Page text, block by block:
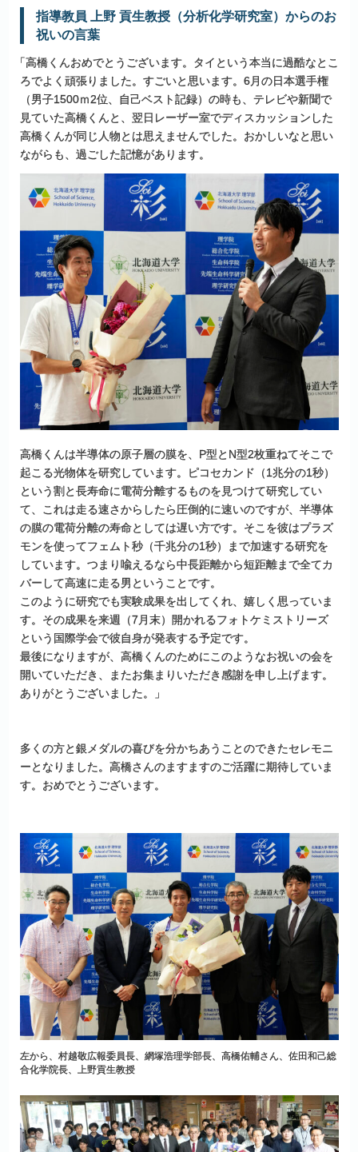
指導教員 上野 貢生教授（分析化学研究室） からのお
祝いの言葉
「高橋くんおめでとうございます。タイという本当に過酷なとこ
ろでよく頑張りました。すごいと思います。6月の日本選手権
（男子1500ｍ2位、自己ベスト記録）の時も、テレビや新聞で
見ていた高橋くんと、翌日レーザー室でディスカッションした
高橋くんが同じ人物とは思えませんでした。おかしいなと思い
ながらも、過ごした記憶があります。
高橋くんは半導体の原子層の膜を、P型とN型2枚重ねてそこで
起こる光物体を研究しています。ピコセカンド（1兆分の1秒）
という割と長寿命に電荷分離するものを見つけて研究してい
て、これは走る速さからしたら圧倒的に速いのですが、半導体
の膜の電荷分離の寿命としては遅い方です。そこを彼はプラズ
モンを使ってフェムト秒（千兆分の1秒）まで加速する研究を
しています。つまり喩えるなら中長距離から短距離まで全てカ
バーして高速に走る男ということです。
このように研究でも実験成果を出してくれ、嬉しく思っていま
す。その成果を来週（7月末）開かれるフォトケミストリーズ
という国際学会で彼自身が発表する予定です。
最後になりますが、高橋くんのためにこのようなお祝いの会を
開いていただき、またお集まりいただき感謝を申し上げます。
ありがとうございました。」
多くの方と銀メダルの喜びを分かちあうことのできたセレモニ
ーとなりました。高橋さんのますますのご活躍に期待していま
す。おめでとうございます。
左から、村越敬広報委員長、網塚浩理学部長、高橋佑輔さん、佐田和己総
合化学院長、上野貢生教授